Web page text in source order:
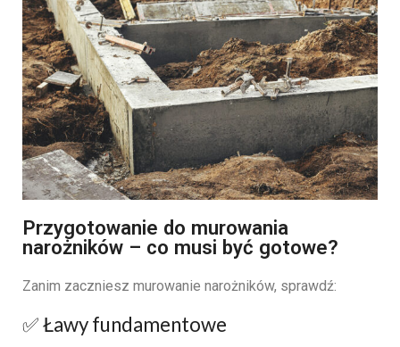
Przygotowanie do murowania
narożników – co musi być gotowe?
Zanim zaczniesz murowanie narożników, sprawdź:
✅ Ławy fundamentowe